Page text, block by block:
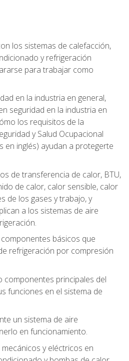
los sistemas de calefacción,
y refrigeración
para trabajar como
en la industria en general,
seguridad en la industria en
los requisitos de la
y Salud Ocupacional
en inglés) ayudan a protegerte
de transferencia de calor, BTU,
de calor, calor sensible, calor
de los gases y trabajo, y
a los sistemas de aire
básicos que
refrigeración por compresión
componentes principales del
funciones en el sistema de
un sistema de aire
en funcionamiento.
y eléctricos en